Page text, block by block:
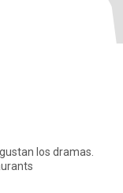
los dramas.